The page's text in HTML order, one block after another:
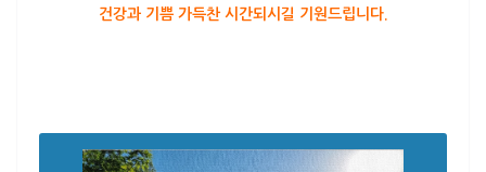
건강과 기쁨 가득찬 시간되시길 기원드립니다.